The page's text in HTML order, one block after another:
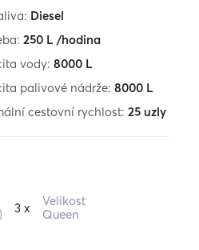
Diesel
250 L /hodina
vody:8000 L
palivové nádrže:8000 L
cestovní rychlost:25 uzly
3 x
Velikost
Queen